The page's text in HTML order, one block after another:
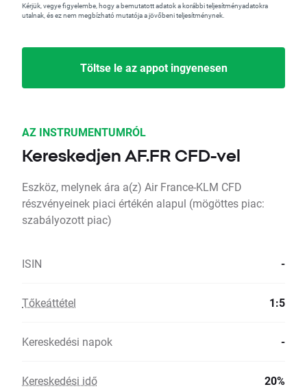
Kérjük, vegye figyelembe, hogy a bemutatott adatok a korábbi teljesítményadatokra
utalnak, és ez nem megbízható mutatója a jövőbeni teljesítménynek.
Töltse le az appot ingyenesen
AZ INSTRUMENTUMRÓL
Kereskedjen AF.FR CFD-vel
Eszköz, melynek ára a(z) Air France-KLM CFD
részvényeinek piaci értékén alapul (mögöttes piac:
szabályozott piac)
ISIN -
Tőkeáttétel 1:5
Kereskedési napok -
Kereskedési idő 20%